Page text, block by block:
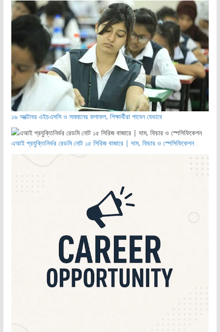
১৬ অক্টোবর এইচএসসি ও সমমানের ফলাফল, শিক্ষার্থীরা পাবেন যেভাবে
এআই প্রযুক্তিনির্ভর রেডমি নোট ১৫ সিরিজ বাজারে | দাম, ফিচার ও স্পেসিফিকেশন